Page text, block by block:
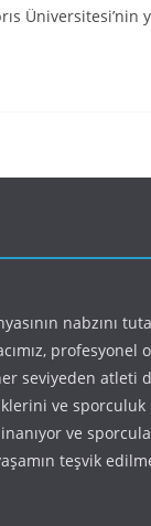
nabzını
profesyonel
seviyeden atleti
ve sporculuk
ve
teşvik